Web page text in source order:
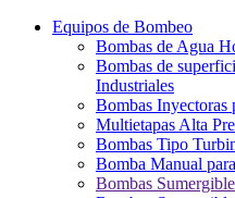
Equipos de Bombeo
Bombas de Agua
Bombas de
Industriales
Bombas Inyectoras
Multietapas Alta
Bombas Tipo
Bomba Manual
Bombas